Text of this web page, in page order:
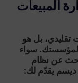
المبيعات
تقليدي، بل هو
لمؤسستك. سواء
عن نظام
ديسم يقدّم لك: